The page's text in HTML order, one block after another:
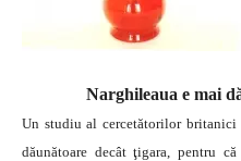
Narghileaua e mai
Un studiu al cercetătorilor britanici
dăunătoare decât ţigara, pentru